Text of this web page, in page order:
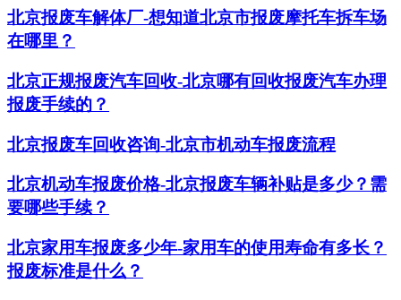
北京报废车解体厂-想知道北京市报废摩托车拆车场
在哪里？
北京正规报废汽车回收-北京哪有回收报废汽车办理
报废手续的？
北京报废车回收咨询-北京市机动车报废流程
北京机动车报废价格-北京报废车辆补贴是多少？需
要哪些手续？
北京家用车报废多少年-家用车的使用寿命有多长？
报废标准是什么？